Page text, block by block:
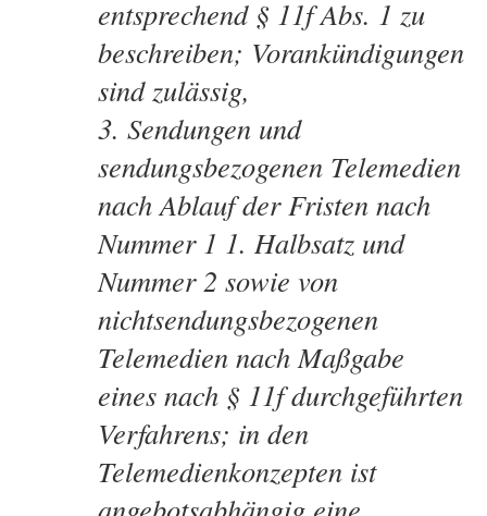
entsprechend § 11f Abs. 1 zu
beschreiben; Vorankündigungen
sind zulässig,
Sendungen und
sendungsbezogenen Telemedien
nach Ablauf der Fristen nach
Nummer 1 1. Halbsatz und
Nummer 2 sowie von
nichtsendungsbezogenen
Telemedien nach Maßgabe
eines nach § 11f durchgeführten
Verfahrens; in den
Telemedienkonzepten ist